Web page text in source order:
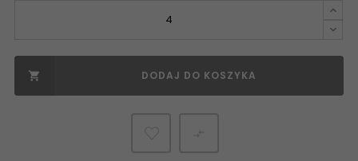
 DODAJ DO KOSZYKA